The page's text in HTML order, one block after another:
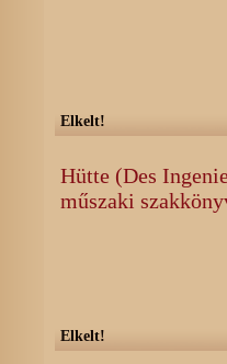
Elkelt!
Hütte (Des
műszaki
Elkelt!